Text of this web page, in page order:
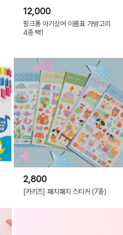
12,000
핑크퐁 아기상어 이름표 가방고리
4종 택1
2,800
[카키즈] 패치패치 스티커 (7종)